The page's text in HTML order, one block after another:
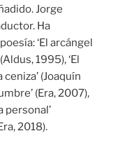
Jorge
Ha
‘El arcángel
1995), ‘El
(Joaquín
(Era, 2007),
personal’
2018).